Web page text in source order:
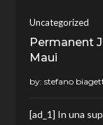
Uncategorized
Permanent
Maui
by:stefano
[ad_1] In una